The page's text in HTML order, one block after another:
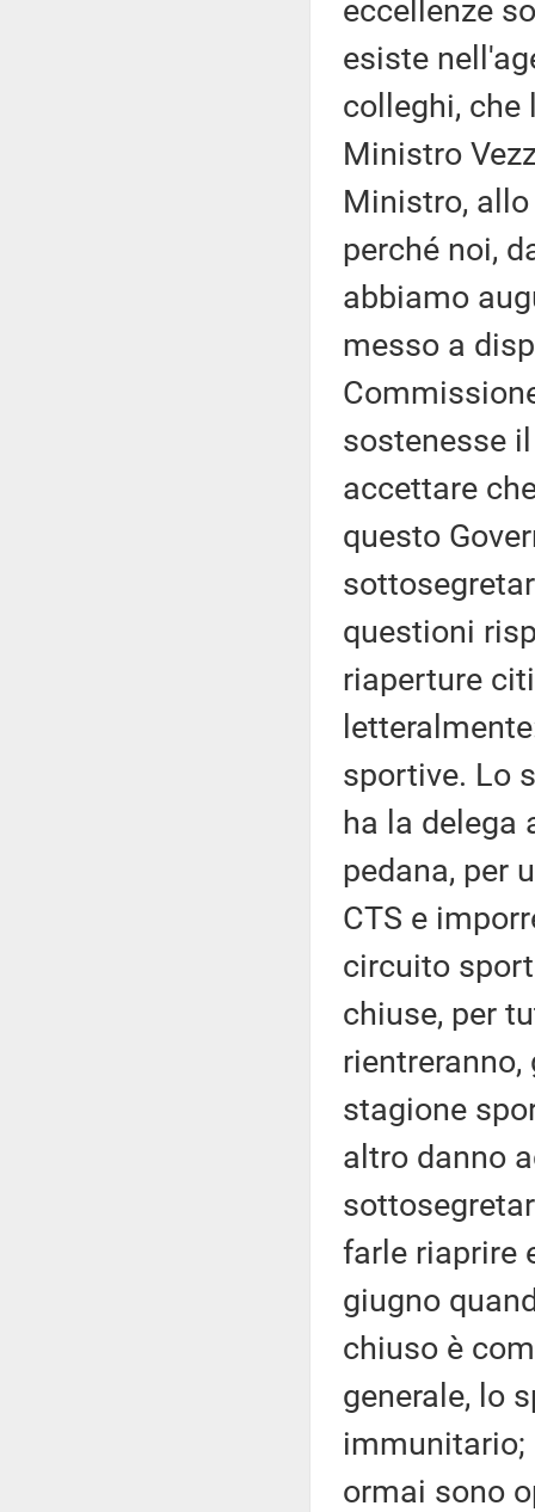
eccellenze
esiste
colleghi,
Ministro
Ministro,
perché noi,
abbiamo
messo a
sostenesse
accettare
questo
questioni
riaperture
sportive. Lo
ha la delega
pedana, per
CTS e
circuito
chiuse, per
stagione
altro danno
farle riaprire
giugno
chiuso è
generale, lo
immunitario;
ormai sono